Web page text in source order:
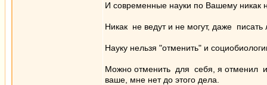
И современные науки по Вашему никак
Никак не ведут и не могут, даже писать
Науку нельзя "отменить" и
Можно отменить для себя, я отменил и
ваше, мне нет до этого дела.